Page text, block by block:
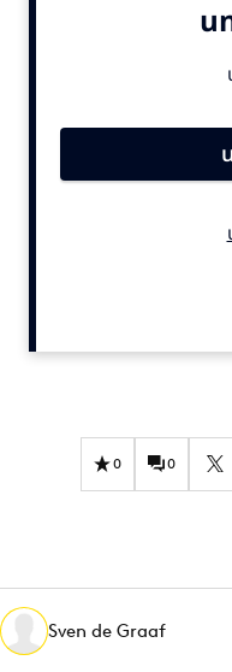
Campagnes
Gedragsverandering
Martech
Media
0 0
Sven de Graaf